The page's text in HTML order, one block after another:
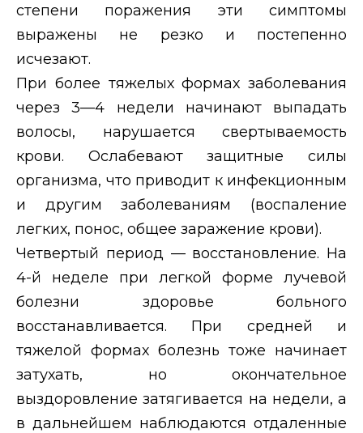
степени поражения эти симптомы
выражены не резко и постепенно
исчезают.
При более тяжелых формах заболевания
через 3—4 недели начинают выпадать
волосы, нарушается свертываемость
крови. Ослабевают защитные силы
организма, что приводит к инфекционным
и другим заболеваниям (воспаление
легких, понос, общее заражение крови).
Четвертый период — восстановление. На
4-й неделе при легкой форме лучевой
болезни здоровье больного
восстанавливается. При средней и
тяжелой формах болезнь тоже начинает
затухать, но окончательное
выздоровление затягивается на недели, а
в дальнейшем наблюдаются отдаленные